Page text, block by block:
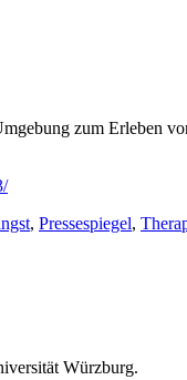
zum Erleben
, Pressespiegel,
Würzburg.